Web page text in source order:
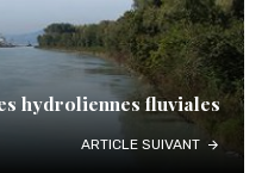
hydroliennes fluviales
ARTICLE SUIVANT